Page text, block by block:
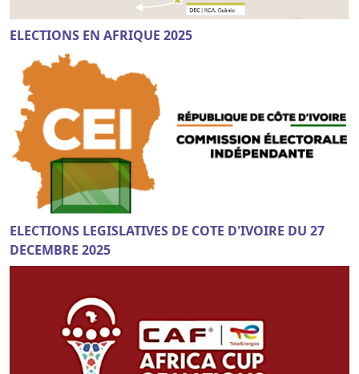
ELECTIONS EN AFRIQUE 2025
ELECTIONS LEGISLATIVES DE COTE D'IVOIRE DU 27
DECEMBRE 2025